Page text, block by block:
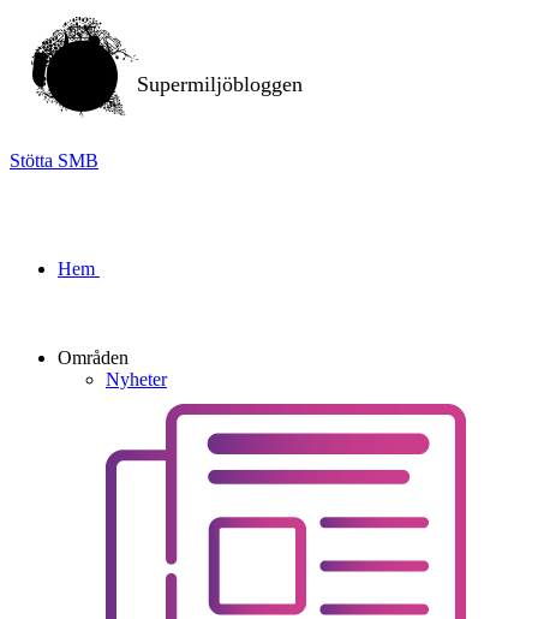
Supermiljöbloggen
Stötta SMB
Hem
Områden
Nyheter